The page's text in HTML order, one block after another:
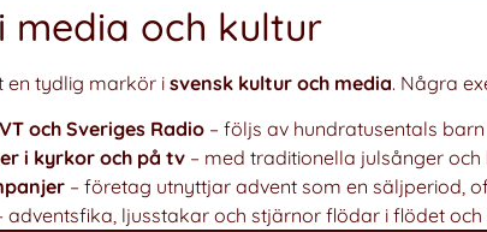
media och kultur
en tydlig markör i svensk kultur och media. Några
och Sveriges Radio – följs av hundratusentals
i kyrkor och på tv – med traditionella julsånger och
– företag utnyttjar advent som en säljperiod,
adventsfika, ljusstakar och stjärnor flödar i flödet